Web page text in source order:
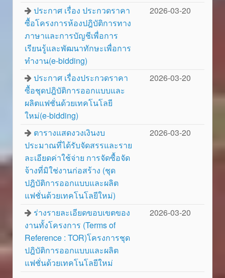
ประกาศ เรื่อง ประกวดราคา
ซื้อโครงการห้องปฎิบัติการทาง
ภาษาและการบัญชีเพื่อการ
เรียนรู้และพัฒนาทักษะเพื่อการ
ทำงาน(e-bidding)
2026-03-20
ประกาศ เรื่องประกวดราคา
ซื้อชุดปฎิบัติการออกแบบและ
ผลิตแฟชั่นด้วยเทคโนโลยี
ใหม่(e-bidding)
2026-03-20
ตารางแสดงวงเงินงบ
ประมาณที่ได้รับจัดสรรและราย
ละเอียดค่าใช้จ่าย การจัดซื้อจัด
จ้างที่มิใช่งานก่อสร้าง (ชุด
ปฎิบัติการออกแบบและผลิต
แฟชั่นด้วยเทคโนโลยีใหม่)
2026-03-20
ร่างรายละเอียดขอบเขตของ
งานทั้งโครงการ (Terms of
Reference : TOR)โครงการชุด
ปฎิบัติการออกแบบและผลิต
แฟชั่นด้วยเทคโนโลยีใหม่
2026-03-20